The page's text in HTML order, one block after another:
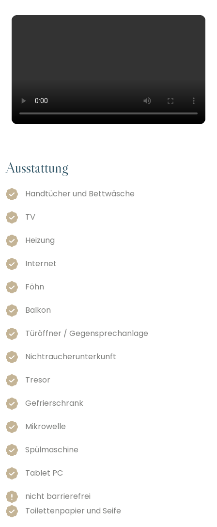
Ausstattung
Handtücher und Bettwäsche
TV
Heizung
Internet
Föhn
Balkon
Türöffner / Gegensprechanlage
Nichtraucherunterkunft
Tresor
Gefrierschrank
Mikrowelle
Spülmaschine
Tablet PC
nicht barrierefrei
Toilettenpapier und Seife